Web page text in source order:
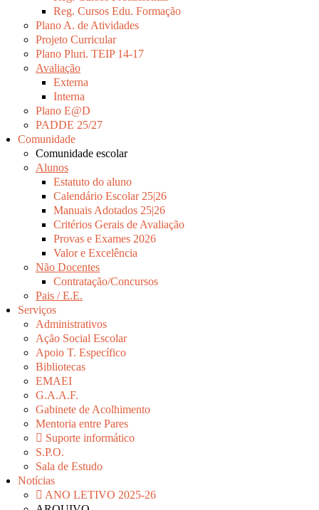
Reg. Cursos Edu. Formação
Plano A. de Atividades
Projeto Curricular
Plano Pluri. TEIP 14-17
Avaliação
Externa
Interna
Plano E@D
PADDE 25/27
Comunidade
Comunidade escolar
Alunos
Estatuto do aluno
Calendário Escolar 25|26
Manuais Adotados 25|26
Critérios Gerais de Avaliação
Provas e Exames 2026
Valor e Excelência
Não Docentes
Contratação/Concursos
Pais / E.E.
Serviços
Administrativos
Ação Social Escolar
Apoio T. Específico
Bibliotecas
EMAEI
G.A.A.F.
Gabinete de Acolhimento
Mentoria entre Pares
Suporte informático
S.P.O.
Sala de Estudo
Notícias
ANO LETIVO 2025-26